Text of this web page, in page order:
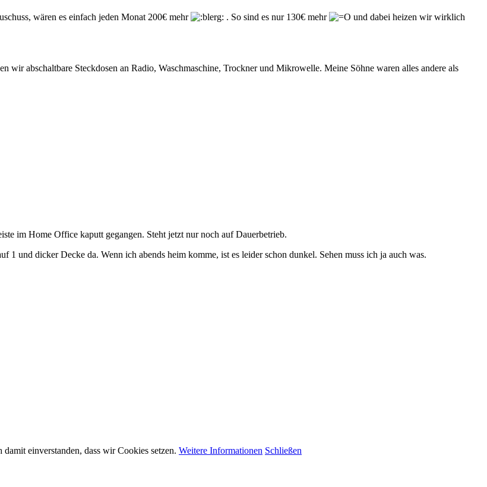
wären es einfach jeden Monat 200€ mehr
. So sind es nur 130€ mehr
und dabei heizen wir wirklich
wir abschaltbare Steckdosen an Radio, Waschmaschine, Trockner und Mikrowelle. Meine Söhne waren alles andere als
im Home Office kaputt gegangen. Steht jetzt nur noch auf Dauerbetrieb.
und dicker Decke da. Wenn ich abends heim komme, ist es leider schon dunkel. Sehen muss ich ja auch was.
einverstanden, dass wir Cookies setzen. Weitere Informationen Schließen